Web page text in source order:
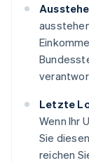
Letzte
Wenn Ihr
Sie
reichen